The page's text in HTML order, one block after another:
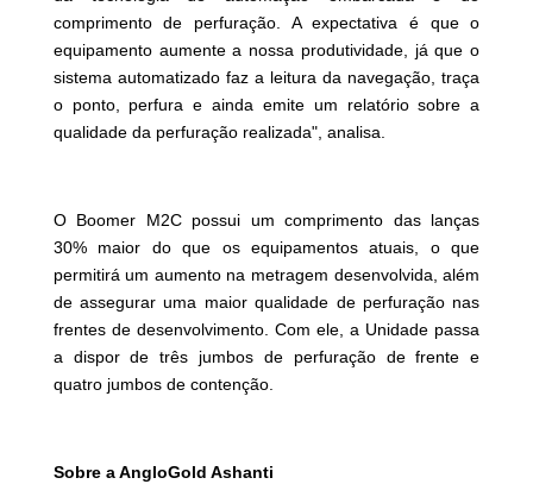
comprimento de perfuração. A expectativa é que o
equipamento aumente a nossa produtividade, já que o
sistema automatizado faz a leitura da navegação, traça
o ponto, perfura e ainda emite um relatório sobre a
qualidade da perfuração realizada", analisa.
O Boomer M2C possui um comprimento das lanças
30% maior do que os equipamentos atuais, o que
permitirá um aumento na metragem desenvolvida, além
de assegurar uma maior qualidade de perfuração nas
frentes de desenvolvimento. Com ele, a Unidade passa
a dispor de três jumbos de perfuração de frente e
quatro jumbos de contenção.
Sobre a AngloGold Ashanti